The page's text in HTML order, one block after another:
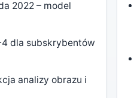
2022 – model
4 dla subskrybentów
analizy obrazu i